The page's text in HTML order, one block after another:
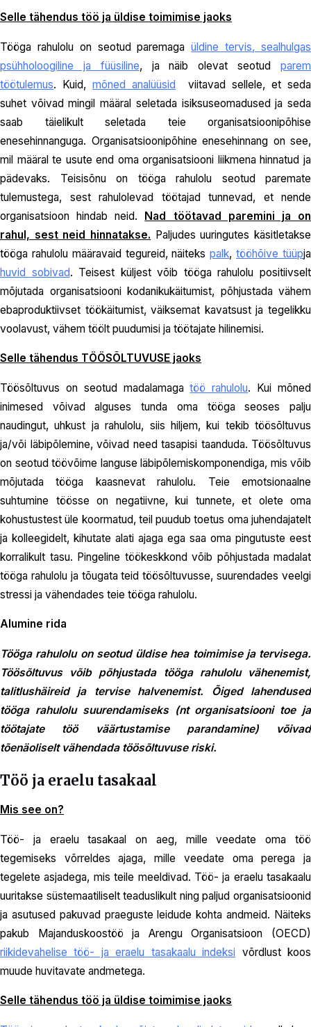
Selle tähendus töö ja üldise toimimise jaoks
Tööga rahulolu on seotud paremagaüldine tervis, sealhulgas
psühholoogiline ja füüsiline, ja näib olevat seotudparem
töötulemus. Kuid, mõned analüüsid viitavad sellele, et seda
suhet võivad mingil määral seletada isiksuseomadused ja seda
saab täielikult seletada teie organisatsioonipõhise
enesehinnanguga. Organisatsioonipõhine enesehinnang on see,
mil määral te usute end oma organisatsiooni liikmena hinnatud ja
pädevaks. Teisisõnu on tööga rahulolu seotud paremate
tulemustega, sest rahulolevad töötajad tunnevad, et nende
organisatsioon hindab neid. Nad töötavad paremini ja on
rahul, sest neid hinnatakse. Paljudes uuringutes käsitletakse
tööga rahulolu määravaid tegureid, näitekspalk,tööhõive tüüpja
huvid sobivad. Teisest küljest võib tööga rahulolu positiivselt
mõjutada organisatsiooni kodanikukäitumist, põhjustada vähem
ebaproduktiivset töökäitumist, väiksemat kavatsust ja tegelikku
voolavust, vähem töölt puudumisi ja töötajate hilinemisi.
Selle tähendus TÖÖSÕLTUVUSE jaoks
Töösõltuvus on seotud madalamagatöö rahulolu. Kui mõned
inimesed võivad alguses tunda oma tööga seoses palju
naudingut, uhkust ja rahulolu, siis hiljem, kui tekib töösõltuvus
ja/või läbipõlemine, võivad need tasapisi taanduda. Töösõltuvus
on seotud töövõime languse läbipõlemiskomponendiga, mis võib
mõjutada tööga kaasnevat rahulolu. Teie emotsionaalne
suhtumine töösse on negatiivne, kui tunnete, et olete oma
kohustustest üle koormatud, teil puudub toetus oma juhendajatelt
ja kolleegidelt, kihutate alati ajaga ega saa oma pingutuste eest
korralikult tasu. Pingeline töökeskkond võib põhjustada madalat
tööga rahulolu ja tõugata teid töösõltuvusse, suurendades veelgi
stressi ja vähendades teie tööga rahulolu.
Alumine rida
Tööga rahulolu on seotud üldise hea toimimise ja tervisega.
Töösõltuvus võib põhjustada tööga rahulolu vähenemist,
talitlushäireid ja tervise halvenemist. Õiged lahendused
tööga rahulolu suurendamiseks (nt organisatsiooni toe ja
töötajate töö väärtustamise parandamine) võivad
tõenäoliselt vähendada töösõltuvuse riski.
Töö ja eraelu tasakaal
Mis see on?
Töö- ja eraelu tasakaal on aeg, mille veedate oma töö
tegemiseks võrreldes ajaga, mille veedate oma perega ja
tegelete asjadega, mis teile meeldivad. Töö- ja eraelu tasakaalu
uuritakse süstemaatiliselt teaduslikult ning paljud organisatsioonid
ja asutused pakuvad praeguste leidude kohta andmeid. Näiteks
pakub Majanduskoostöö ja Arengu Organisatsioon (OECD)
riikidevahelise töö- ja eraelu tasakaalu indeksi võrdlust koos
muude huvitavate andmetega.
Selle tähendus töö ja üldise toimimise jaoks